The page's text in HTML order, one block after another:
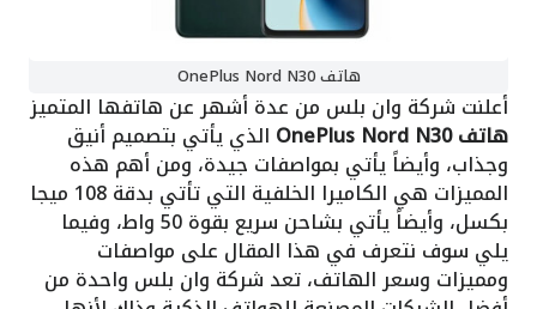
هاتف OnePlus Nord N30
أعلنت شركة وان بلس من عدة أشهر عن هاتفها المتميز
هاتف OnePlus Nord N30 الذي يأتي بتصميم أنيق
وجذاب، وأيضاً يأتي بمواصفات جيدة، ومن أهم هذه
المميزات هي الكاميرا الخلفية التي تأتي بدقة 108 ميجا
بكسل، وأيضاً يأتي بشاحن سريع بقوة 50 واط، وفيما
يلي سوف نتعرف في هذا المقال على مواصفات
ومميزات وسعر الهاتف، تعد شركة وان بلس واحدة من